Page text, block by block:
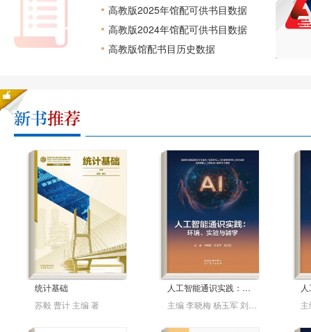
高教版2025年馆配可供书目数据
高教版2024年馆配可供书目数据
高教版馆配书目历史数据
统计基础
苏毅 曹计 主编 著
人工智能通识实践：环境、实验与辅学